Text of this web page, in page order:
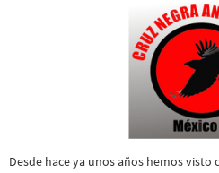
Desde hace ya unos años hemos visto